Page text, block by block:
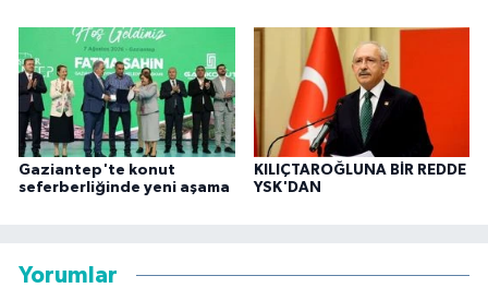
Gaziantep'te konut
seferberliğinde yeni aşama
KILIÇTAROĞLUNA BİR REDDE
YSK'DAN
Yorumlar